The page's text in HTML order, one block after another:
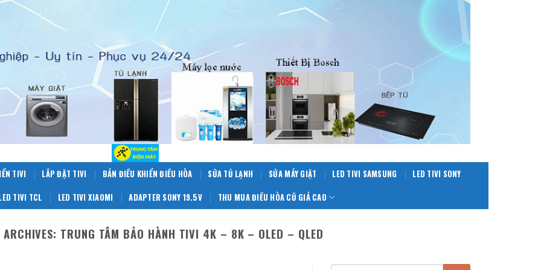
TIVI LẮP ĐẶT TIVI BÁN ĐIỀU KHIỂN ĐIỀU HÒA SỬA TỦ LẠNH SỬA MÁY GIẶT LED TIVI SAMSUNG LED TIVI SONY
TIVI TCL LED TIVI XIAOMI ADAPTER SONY 19.5V THU MUA ĐIỀU HÒA CŨ GIÁ CAO
ARCHIVES: TRUNG TÂM BẢO HÀNH TIVI 4K – 8K – OLED – QLED